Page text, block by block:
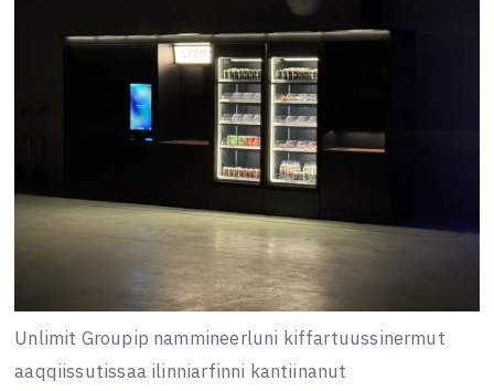
Unlimit Groupip nammineerluni kiffartuussinermut
aaqqiissutissaa ilinniarfinni kantiinanut